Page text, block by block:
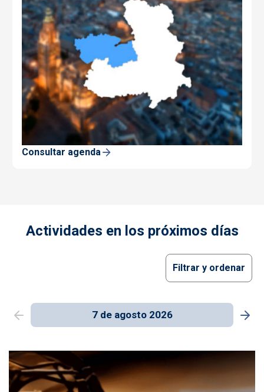
Consultar agenda
Actividades en los próximos días
7 de agosto 2026
Filtrar y ordenar